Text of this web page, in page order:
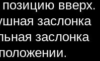
вверх.
заслонка
заслонка